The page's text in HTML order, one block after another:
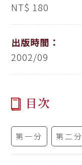
NT$ 180
出版時間：
2002/09
目次
第一分 第二分